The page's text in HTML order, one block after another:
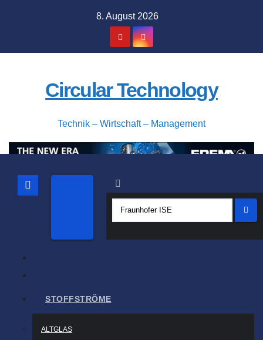
8. August 2026
Circular Technology
Technik – Wirtschaft – Management
STOFFSTRÖME
ALTGLAS